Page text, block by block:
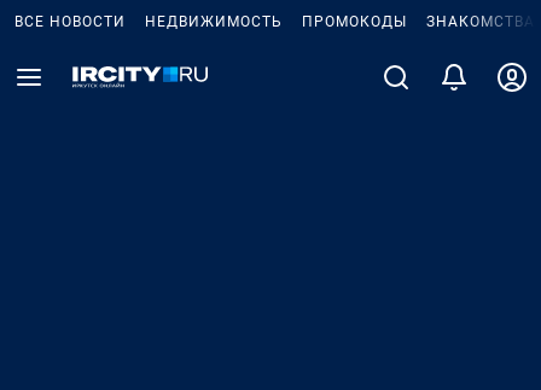
ВСЕ НОВОСТИ НЕДВИЖИМОСТЬ ПРОМОКОДЫ ЗНАКОМСТВА